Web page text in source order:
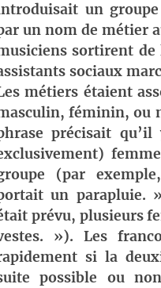
un
un nom de métier
sortirent de
sociaux
métiers étaient
féminin, ou
précisait
(par
un parapluie.
prévu, plusieurs
»). Les
si la
possible ou